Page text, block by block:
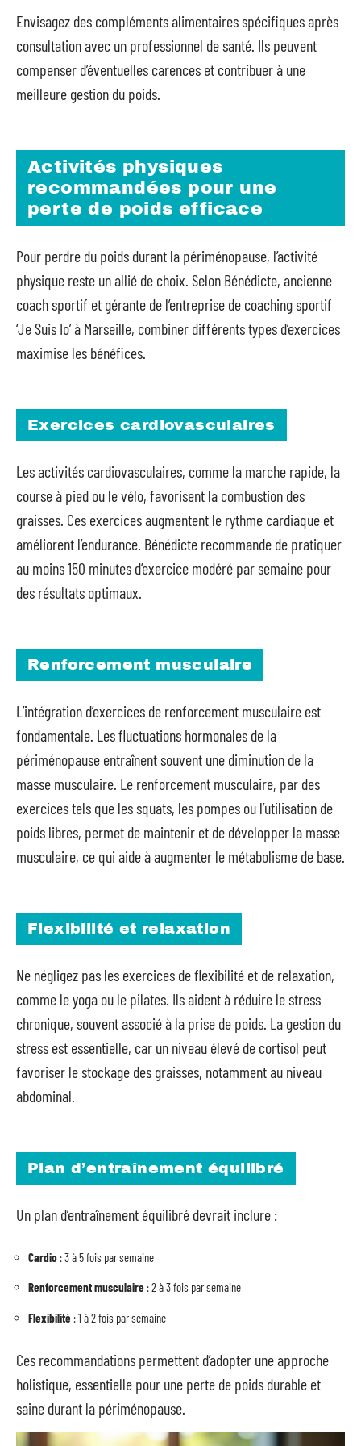
Envisagez des compléments alimentaires spécifiques après
consultation avec un professionnel de santé. Ils peuvent
compenser d’éventuelles carences et contribuer à une
meilleure gestion du poids.
Activités physiques
recommandées pour une
perte de poids efficace
Pour perdre du poids durant la périménopause, l’activité
physique reste un allié de choix. Selon Bénédicte, ancienne
coach sportif et gérante de l’entreprise de coaching sportif
‘Je Suis Io’ à Marseille, combiner différents types d’exercices
maximise les bénéfices.
Exercices cardiovasculaires
Les activités cardiovasculaires, comme la marche rapide, la
course à pied ou le vélo, favorisent la combustion des
graisses. Ces exercices augmentent le rythme cardiaque et
améliorent l’endurance. Bénédicte recommande de pratiquer
au moins 150 minutes d’exercice modéré par semaine pour
des résultats optimaux.
Renforcement musculaire
L’intégration d’exercices de renforcement musculaire est
fondamentale. Les fluctuations hormonales de la
périménopause entraînent souvent une diminution de la
masse musculaire. Le renforcement musculaire, par des
exercices tels que les squats, les pompes ou l’utilisation de
poids libres, permet de maintenir et de développer la masse
musculaire, ce qui aide à augmenter le métabolisme de base.
Flexibilité et relaxation
Ne négligez pas les exercices de flexibilité et de relaxation,
comme le yoga ou le pilates. Ils aident à réduire le stress
chronique, souvent associé à la prise de poids. La gestion du
stress est essentielle, car un niveau élevé de cortisol peut
favoriser le stockage des graisses, notamment au niveau
abdominal.
Plan d’entraînement équilibré
Un plan d’entraînement équilibré devrait inclure :
Cardio : 3 à 5 fois par semaine
Renforcement musculaire : 2 à 3 fois par semaine
Flexibilité : 1 à 2 fois par semaine
Ces recommandations permettent d’adopter une approche
holistique, essentielle pour une perte de poids durable et
saine durant la périménopause.